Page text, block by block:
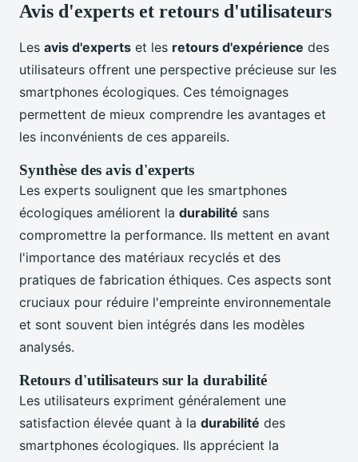
Avis d'experts et retours d'utilisateurs
Les avis d'experts et les retours d'expérience des
utilisateurs offrent une perspective précieuse sur les
smartphones écologiques. Ces témoignages
permettent de mieux comprendre les avantages et
les inconvénients de ces appareils.
Synthèse des avis d'experts
Les experts soulignent que les smartphones
écologiques améliorent la durabilité sans
compromettre la performance. Ils mettent en avant
l'importance des matériaux recyclés et des
pratiques de fabrication éthiques. Ces aspects sont
cruciaux pour réduire l'empreinte environnementale
et sont souvent bien intégrés dans les modèles
analysés.
Retours d'utilisateurs sur la durabilité
Les utilisateurs expriment généralement une
satisfaction élevée quant à la durabilité des
smartphones écologiques. Ils apprécient la